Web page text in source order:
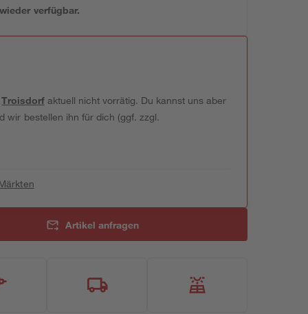
verfügbar.
Troisdorfaktuell nicht vorrätig. Du kannst uns aber
wir bestellen ihn für dich (ggf. zzgl.
Artikel anfragen